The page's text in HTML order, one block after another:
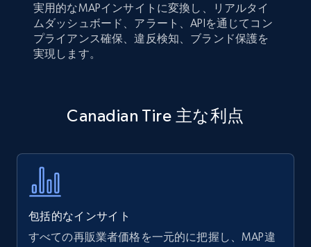
実用的なMAPインサイトに変換し、リアルタイ
ムダッシュボード、アラート、APIを通じてコン
プライアンス確保、違反検知、ブランド保護を
実現します。
Canadian Tire 主な利点
包括的なインサイト
すべての再販業者価格を一元的に把握し、MAP違